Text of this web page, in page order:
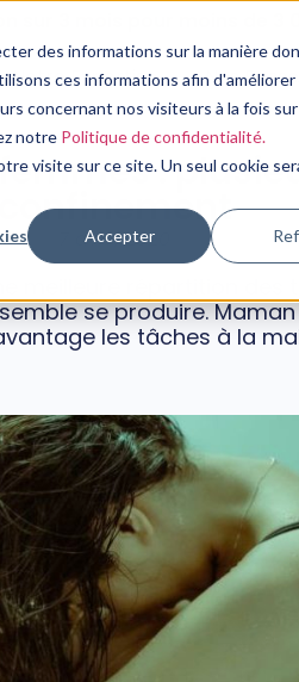
des informations sur la manière
ces informations afin
concernant nos visiteurs à la fois
notre Politique de confidentialité.
visite sur ce site. Un seul cookie
Accepter
sur 3 mois pour moins de
Notre Expertise Nos
:
confinement
7 avril, 2020
meilleure répartition
se produire.
les tâches à la